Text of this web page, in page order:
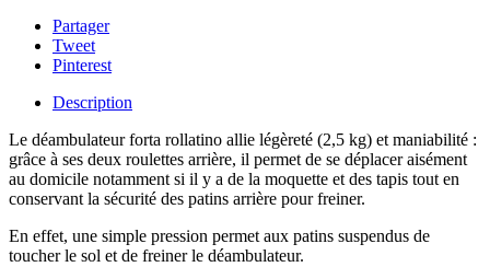
Partager
Tweet
Pinterest
Description
Le déambulateur forta rollatino allie légèreté (2,5 kg) et maniabilité :
grâce à ses deux roulettes arrière, il permet de se déplacer aisément
au domicile notamment si il y a de la moquette et des tapis tout en
conservant la sécurité des patins arrière pour freiner.
En effet, une simple pression permet aux patins suspendus de
toucher le sol et de freiner le déambulateur.